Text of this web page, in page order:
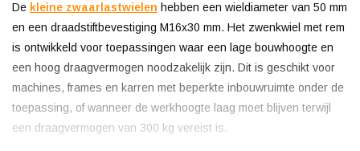
De kleine zwaarlastwielen hebben een wieldiameter van 50 mm
en een draadstiftbevestiging M16x30 mm. Het zwenkwiel met rem
is ontwikkeld voor toepassingen waar een lage bouwhoogte en
een hoog draagvermogen noodzakelijk zijn. Dit is geschikt voor
machines, frames en karren met beperkte inbouwruimte onder de
toepassing, of wanneer de werkhoogte laag moet blijven terwijl
een draagvermogen van 300 kg vereist is.